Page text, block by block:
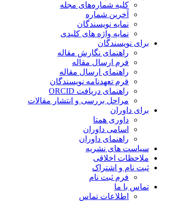
کلیه شماره‌های مجله
آخرین شماره
نمایه نویسندگان
نمایه واژه های کلیدی
برای نویسندگان
راهنمای نگارش مقاله
فرم ارسال مقاله
راهنمای ارسال مقاله
فرم تعهدنامه نویسندگان
راهنمای دریافت ORCID
مراحل بررسی و انتشار مقالات
برای داوران
داوری همتا
اسامی داوران
راهنمای داوران
سیاست های نشریه
ملاحظات اخلاقی
ثبت نام و اشتراک
فرم ثبت نام
تماس با ما
اطلاعات تماس